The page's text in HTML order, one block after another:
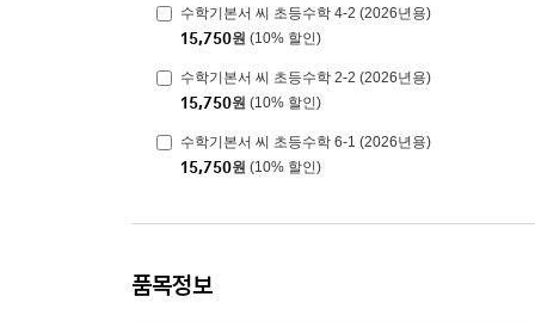
수학기본서 씨 초등수학 4-2 (2026년용)
15,750원 (10% 할인)
수학기본서 씨 초등수학 2-2 (2026년용)
15,750원 (10% 할인)
수학기본서 씨 초등수학 6-1 (2026년용)
15,750원 (10% 할인)
품목정보